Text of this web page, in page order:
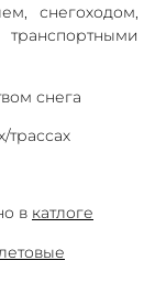
снегоходом,
снега
трассах
в катлоге